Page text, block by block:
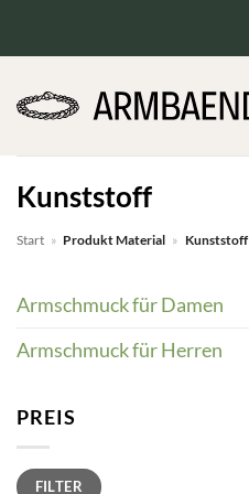
Kunststoff
Start » Produkt Material » Kunststoff
Armschmuck für Damen
Armschmuck für Herren
PREIS
Min.
Preis
Max.
PreisFILTER